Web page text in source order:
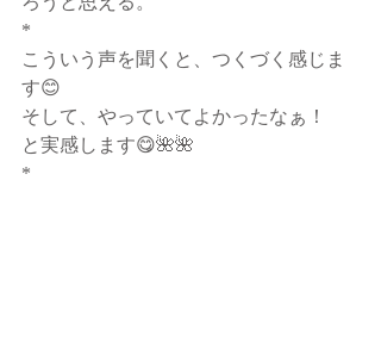
*
こういう声を聞くと、つくづく感じま
す😊
そして、やっていてよかったなぁ！
と実感します😋🌺🌺
*